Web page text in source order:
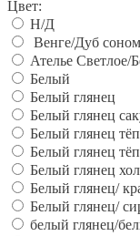
Цвет:
Н/Д
Венге/Дуб
Ателье Светлое/
Белый
Белый глянец
Белый глянец
Белый глянец
Белый глянец
Белый глянец
Белый глянец/
Белый глянец/
белый глянец/